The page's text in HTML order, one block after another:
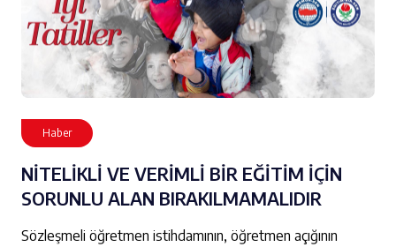
Haber
NİTELİKLİ VE VERİMLİ BİR EĞİTİM İÇİN
SORUNLU ALAN BIRAKILMAMALIDIR
Sözleşmeli öğretmen istihdamının, öğretmen açığının